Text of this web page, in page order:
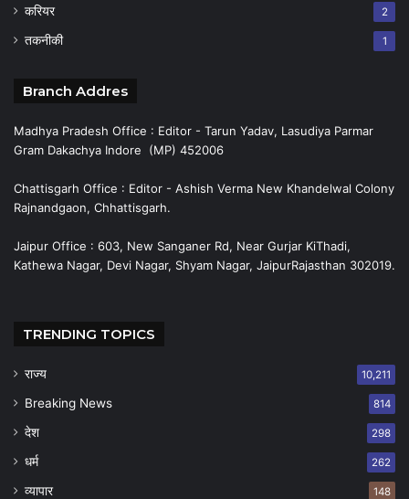
करियर 2
तकनीकी 1
Branch Addres
Madhya Pradesh Office : Editor - Tarun Yadav, Lasudiya Parmar
Gram Dakachya Indore (MP) 452006
Chattisgarh Office : Editor - Ashish Verma New Khandelwal Colony
Rajnandgaon, Chhattisgarh.
Jaipur Office : 603, New Sanganer Rd, Near Gurjar KiThadi,
Kathewa Nagar, Devi Nagar, Shyam Nagar, JaipurRajasthan 302019.
TRENDING TOPICS
राज्य 10,211
Breaking News 814
देश 298
धर्म 262
व्यापार 148